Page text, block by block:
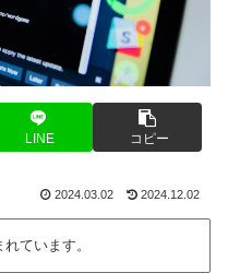
LINE コピー
2024.03.02 2024.12.02
ています。